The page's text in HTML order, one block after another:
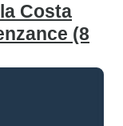
Costa
(8